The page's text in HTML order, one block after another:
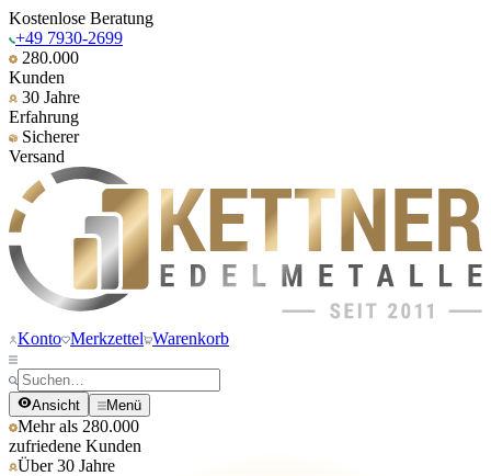
Kostenlose Beratung
+49 7930-2699
280.000
Kunden
30 Jahre
Erfahrung
Sicherer
Versand
Konto Merkzettel Warenkorb
Ansicht Menü
Mehr als 280.000
zufriedene Kunden
Über 30 Jahre